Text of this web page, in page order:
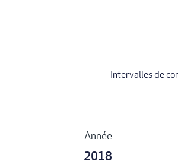
Intervalles de
Année
2018